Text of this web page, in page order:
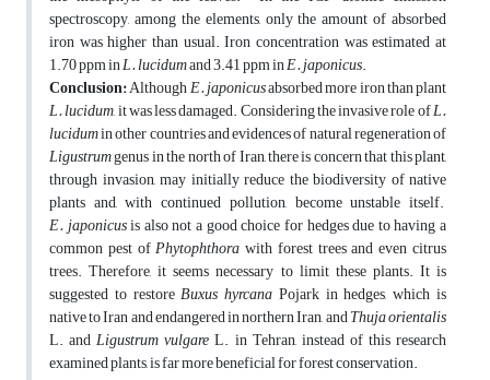
spectroscopy, among the elements, only the amount of absorbed
iron was higher than usual. Iron concentration was estimated at
1.70 ppm inL. lucidumand 3.41 ppm inE. japonicus.
Conclusion:AlthoughE.japonicusabsorbed more iron than plant
L. lucidum, it was less damaged. Considering the invasive role ofL.
lucidumin other countries and evidences of natural regeneration of
Ligustrumgenus in the north of Iran, there is concern that this plant,
through invasion, may initially reduce the biodiversity of native
plants and, with continued pollution, become unstable itself.
E.japonicusis also not a good choice for hedges due to having a
common pest ofPhytophthorawith forest trees and even citrus
trees. Therefore, it seems necessary to limit these plants. It is
suggested to restoreBuxus hyrcana Pojark in hedges, which is
native to Iran and endangered in northern Iran, andThujaorientalis
L. andLigustrumvulgareL. in Tehran, instead of this research
examined plants, is far more beneficial for forest conservation.